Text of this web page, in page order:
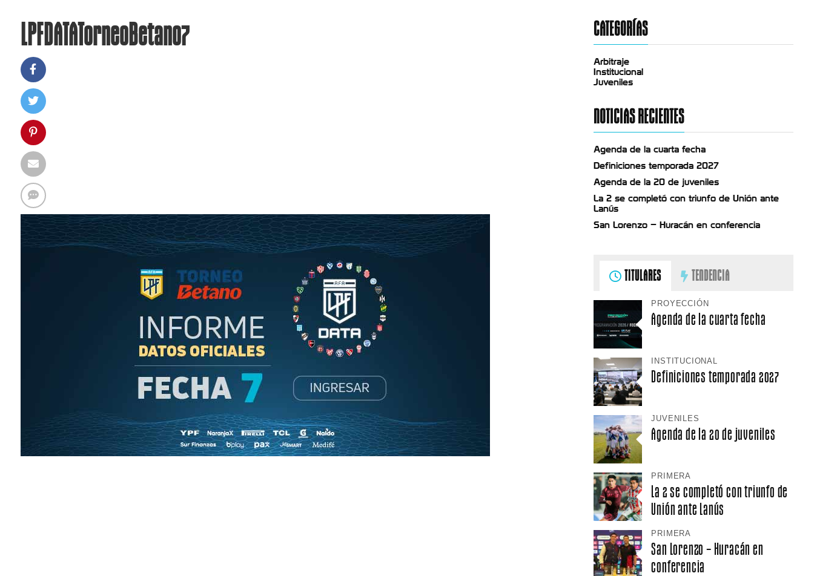
LPFDATATorneoBetano7 CATEGORÍAS
Arbitraje
Institucional
Juveniles
NOTICIAS RECIENTES
Agenda de la cuarta fecha
Definiciones temporada 2027
Agenda de la 20 de juveniles
La 2 se completó con triunfo de Unión ante
Lanús
San Lorenzo – Huracán en conferencia
TITULARES TENDENCIA
PROYECCIÓN
Agenda de la cuarta fecha
INSTITUCIONAL
Definiciones temporada 2027
JUVENILES
Agenda de la 20 de juveniles
PRIMERA
La 2 se completó con triunfo de
Unión ante Lanús
PRIMERA
San Lorenzo – Huracán en
conferencia